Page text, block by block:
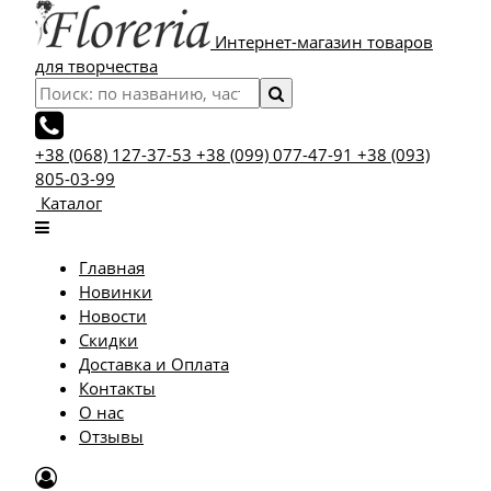
Интернет-магазин товаров
для творчества
+38 (068) 127-37-53 +38 (099) 077-47-91 +38 (093)
805-03-99
Каталог
Главная
Новинки
Новости
Скидки
Доставка и Оплата
Контакты
О нас
Отзывы